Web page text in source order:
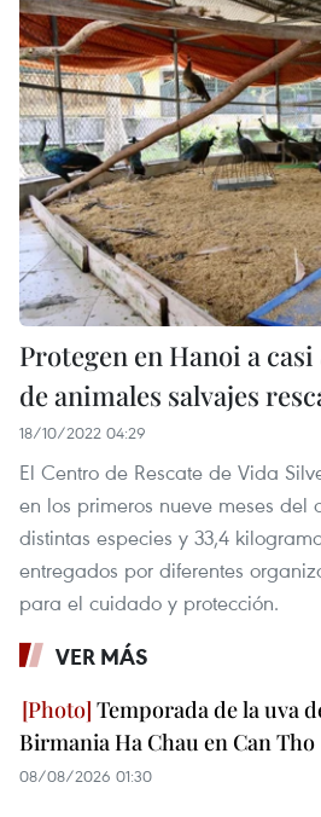
Protegen en Hanoi a
de animales salvajes
18/10/2022 04:29
El Centro de Rescate de Vida
en los primeros nueve meses del
distintas especies y 33,4
entregados por diferentes
para el cuidado y protección.
VER MÁS
Temporada de la uva
Birmania Ha Chau en Can Tho
08/08/2026 01:30